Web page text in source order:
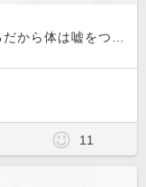
11